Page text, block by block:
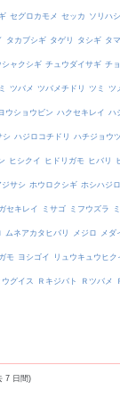
セグロカモメ セッカ ソリハ
タカブシギ タゲリ タシギ タ
シャクシギ チュウダイサギ チ
ツバメ ツバメチドリ ツミ ツ
ウショウビン ハクセキレイ ハ
シ ハジロコチドリ ハチジョウ
ヒシクイ ヒドリガモ ヒバリ
サシ ホウロクシギ ホシハジロ
セキレイ ミサゴ ミフウズラ
ムネアカタヒバリ メジロ メダ
モ ヨシゴイ リュウキュウヒク
ウグイス Ｒキジバト Ｒツバメ
7 日間)